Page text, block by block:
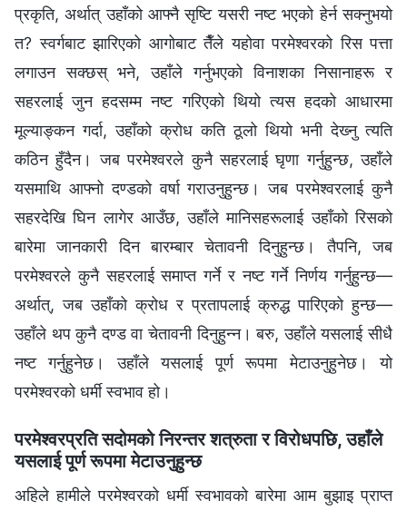
प्रकृति, अर्थात् उहाँको आफ्‍नै सृष्टि यसरी नष्ट भएको हेर्न सक्‍नुभयो
त? स्वर्गबाट झारिएको आगोबाट तैँले यहोवा परमेश्‍वरको रिस पत्ता
लगाउन सक्छस् भने, उहाँले गर्नुभएको विनाशका निसानाहरू र
सहरलाई जुन हदसम्‍म नष्ट गरिएको थियो त्यस हदको आधारमा
मूल्याङ्कन गर्दा, उहाँको क्रोध कति ठूलो थियो भनी देख्‍नु त्यति
कठिन हुँदैन। जब परमेश्‍वरले कुनै सहरलाई घृणा गर्नुहुन्छ, उहाँले
यसमाथि आफ्‍नो दण्डको वर्षा गराउनुहुन्छ। जब परमेश्‍वरलाई कुनै
सहरदेखि घिन लागेर आउँछ, उहाँले मानिसहरूलाई उहाँको रिसको
बारेमा जानकारी दिन बारम्‍बार चेतावनी दिनुहुन्छ। तैपनि, जब
परमेश्‍वरले कुनै सहरलाई समाप्त गर्ने र नष्ट गर्ने निर्णय गर्नुहुन्छ—
अर्थात्, जब उहाँको क्रोध र प्रतापलाई क्रुद्ध पारिएको हुन्छ—
उहाँले थप कुनै दण्ड वा चेतावनी दिनुहुन्‍न। बरु, उहाँले यसलाई सीधै
नष्ट गर्नुहुनेछ। उहाँले यसलाई पूर्ण रूपमा मेटाउनुहुनेछ। यो
परमेश्‍वरको धर्मी स्वभाव हो।
परमेश्‍वरप्रति सदोमको निरन्तर शत्रुता र विरोधपछि, उहाँले
यसलाई पूर्ण रूपमा मेटाउनुहुन्छ
अहिले हामीले परमेश्‍वरको धर्मी स्वभावको बारेमा आम बुझाइ प्राप्त